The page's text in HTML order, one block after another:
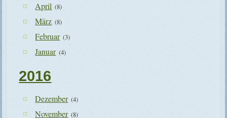
April (8)
März (8)
Februar (3)
Januar (4)
2016
Dezember (4)
November (8)